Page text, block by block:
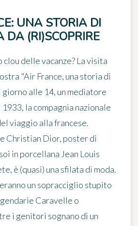
UNA STORIA DI
DA (RI)SCOPRIRE
clou delle vacanze? La visita
"Air France, una storia di
giorno alle 14, un mediatore
la compagnia nazionale
viaggio alla francese.
Christian Dior, poster di
in porcellana Jean Louis
è (quasi) una sfilata di moda.
un sopracciglio stupito
Caravelle o
i genitori sognano di un